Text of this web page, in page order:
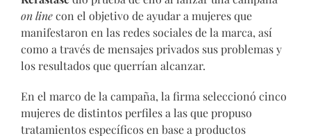
on linecon el objetivo de ayudar a mujeres que
manifestaron en las redes sociales de la marca, así
como a través de mensajes privados sus problemas y
los resultados que querrían alcanzar.
En el marco de la campaña, la firma seleccionó cinco
mujeres de distintos perfiles a las que propuso
tratamientos específicos en base a productos